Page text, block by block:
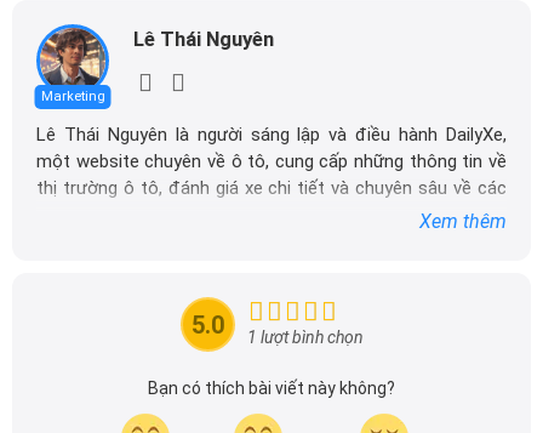
Marketing
Lê Thái Nguyên
Lê Thái Nguyên là người sáng lập và điều hành DailyXe,
một website chuyên về ô tô, cung cấp những thông tin về
thị trường ô tô, đánh giá xe chi tiết và chuyên sâu về các
đầu cho những người yêu thích ô tô tại Việt Nam. Hãy
theo dõi tôi để cập nhật thông tin về thị trường ô tô
Xem thêm
5.0 1 lượt bình chọn
Bạn có thích bài viết này không?